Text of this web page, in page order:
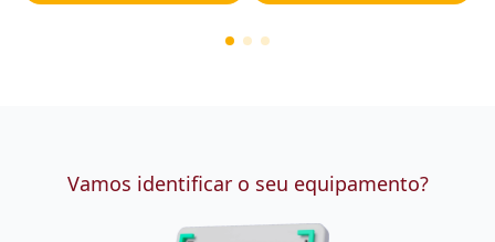
Vamos identificar o seu equipamento?